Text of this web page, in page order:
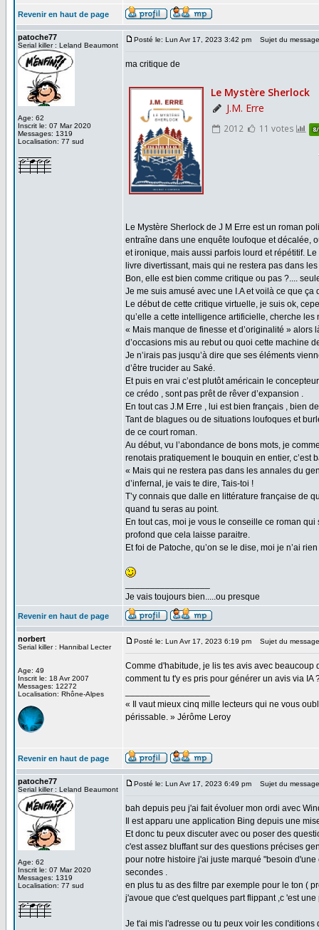
Revenir en haut de page
patoche77
Serial killer : Leland Beaumont
Age: 62
Inscrit le: 07 Mar 2020
Messages: 1319
Localisation: 77 sud
Posté le: Lun Avr 17, 2023 3:42 pm Sujet du
ma critique de
Le Mystère Sherlock de J M Erre est un roman
entraîne dans une enquête loufoque et décalée,
et ironique, mais aussi parfois lourd et répétitif.
livre divertissant, mais qui ne restera pas dans
Bon, elle est bien comme critique ou pas ?....
Je me suis amusé avec une I.A et voilà ce que
Le début de cette critique virtuelle, je suis ok,
qu’elle a cette intelligence artificielle, cherche
« Mais manque de finesse et d’originalité » alors
d’occasions mis au rebut ou quoi cette machine
Je n’irais pas jusqu’à dire que ses éléments
d’être trucider au Saké.
Et puis en vrai c’est plutôt américain le
ce crédo , sont pas prêt de rêver d’expansion .
En tout cas J.M Erre , lui est bien français , bien
Tant de blagues ou de situations loufoques et
de ce court roman.
Au début, vu l’abondance de bons mots, je
renotais pratiquement le bouquin en entier, c’est
« Mais qui ne restera pas dans les annales du
d’infernal, je vais te dire, Tais-toi !
T’y connais que dalle en littérature française de
quand tu seras au point.
En tout cas, moi je vous le conseille ce roman
profond que cela laisse paraitre.
Et foi de Patoche, qu’on se le dise, moi je n’ai
Je vais toujours bien.....ou presque
Revenir en haut de page
norbert
Serial killer : Hannibal Lecter
Age: 49
Inscrit le: 18 Avr 2007
Messages: 12272
Localisation: Rhône-Alpes
Posté le: Lun Avr 17, 2023 6:19 pm Sujet du
Comme d'habitude, je lis tes avis avec beaucoup
comment tu t'y es pris pour générer un avis via IA
« Il vaut mieux cinq mille lecteurs qui ne vous
périssable. » Jérôme Leroy
Revenir en haut de page
patoche77
Serial killer : Leland Beaumont
Age: 62
Inscrit le: 07 Mar 2020
Messages: 1319
Localisation: 77 sud
Posté le: Lun Avr 17, 2023 6:49 pm Sujet du
bah depuis peu j'ai fait évoluer mon ordi avec
Il est apparu une application Bing depuis une
Et donc tu peux discuter avec ou poser des
c'est assez bluffant sur des questions précises
pour notre histoire j'ai juste marqué "besoin
secondes .
en plus tu as des filtre par exemple pour le ton (
j'avoue que c'est quelques part flippant ,c 'est
Je t'ai mis l'adresse ou tu peux voir les conditions